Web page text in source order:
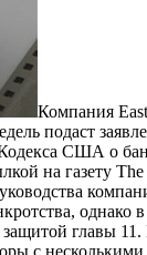
Компания
подаст
США о
на газету
однако
защитой главы